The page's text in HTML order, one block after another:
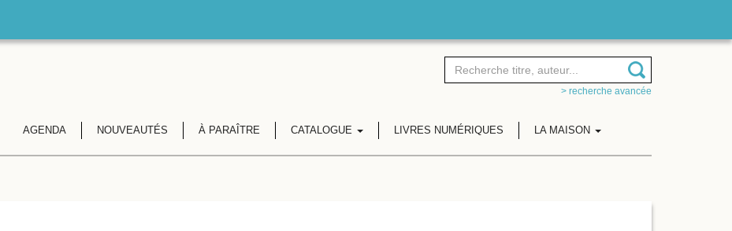
> recherche avancée
AGENDA NOUVEAUTÉS À PARAÎTRE CATALOGUE LIVRES NUMÉRIQUES LA MAISON